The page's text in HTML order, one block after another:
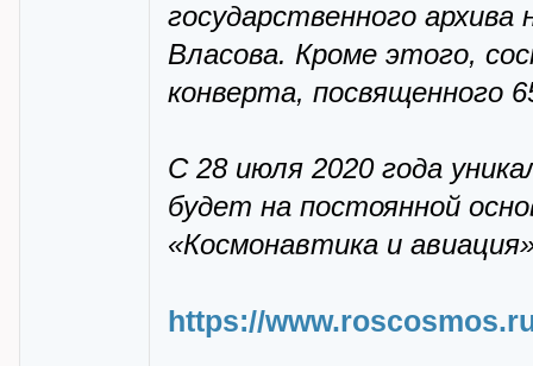
государственного
Власова. Кроме этого,
конверта, посвященного
С 28 июля 2020 года
будет на постоянной
«Космонавтика и
https://